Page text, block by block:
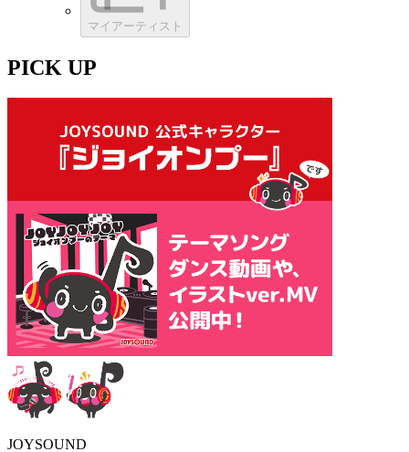
マイアーティスト
PICK UP
JOYSOUND